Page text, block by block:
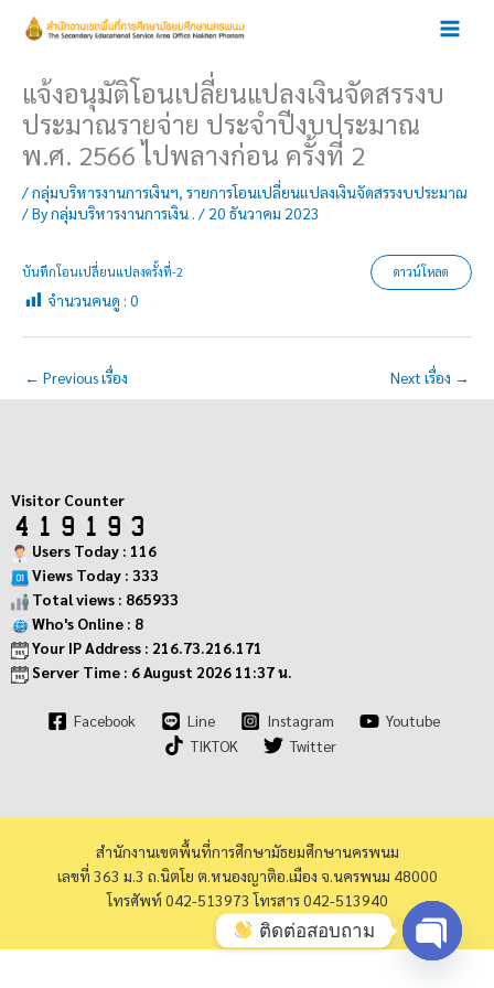
แจ้งอนุมัติโอนเปลี่ยนแปลงเงินจัดสรรงบ
ประมาณรายจ่าย ประจำปีงบประมาณ
พ.ศ. 2566 ไปพลางก่อน ครั้งที่ 2
/กลุ่มบริหารงานการเงินฯ, รายการโอนเปลี่ยนแปลงเงินจัดสรรงบประมาณ
/ Byกลุ่มบริหารงานการเงิน . / 20 ธันวาคม 2023
บันทึกโอนเปลี่ยนแปลงครั้งที่-2 ดาวน์โหลด
จำนวนคนดู : 0
← Previous เรื่อง Next เรื่อง →
Visitor Counter
Users Today : 116
Views Today : 333
Total views : 865933
Who's Online : 8
Your IP Address : 216.73.216.171
Server Time : 6 August 2026 11:37 น.
Facebook Line Instagram
Youtube
TIKTOK
Twitter
สำนักงานเขตพื้นที่การศึกษามัธยมศึกษานครพนม
เลขที่ 363 ม.3 ถ.นิตโย ต.หนองญาติอ.เมือง จ.นครพนม 48000
โทรศัพท์ 042-513973 โทรสาร 042-513940
ติดต่อสอบถาม
Open